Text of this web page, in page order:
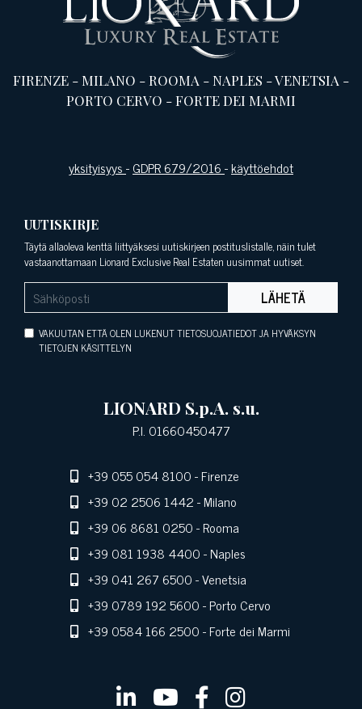
FIRENZE -MILANO -ROOMA -NAPLES -VENETSIA -
PORTO CERVO -FORTE DEI MARMI
yksityisyys-GDPR 679/2016-käyttöehdot
UUTISKIRJE
Täytä allaoleva kenttä liittyäksesi uutiskirjeen postituslistalle, näin tulet
vastaanottamaan Lionard Exclusive Real Estaten uusimmat uutiset.
LÄHETÄ
VAKUUTAN ETTÄ OLEN LUKENUT TIETOSUOJATIEDOT JA HYVÄKSYN
TIETOJEN KÄSITTELYN
LIONARD S.p.A. s.u.
P.I. 01660450477
+39 055 054 8100- Firenze
+39 02 2506 1442- Milano
+39 06 8681 0250- Rooma
+39 081 1938 4400- Naples
+39 041 267 6500- Venetsia
+39 0789 192 5600- Porto Cervo
+39 0584 166 2500- Forte dei Marmi